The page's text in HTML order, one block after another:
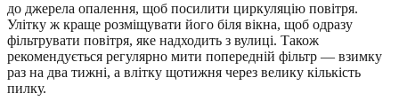
до джерела опалення, щоб посилити циркуляцію повітря.
Улітку ж краще розміщувати його біля вікна, щоб одразу
фільтрувати повітря, яке надходить з вулиці. Також
рекомендується регулярно мити попередній фільтр — взимку
раз на два тижні, а влітку щотижня через велику кількість
пилку.